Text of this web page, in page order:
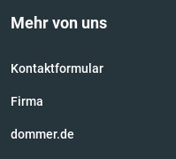
Mehr von uns
Kontaktformular
Firma
dommer.de